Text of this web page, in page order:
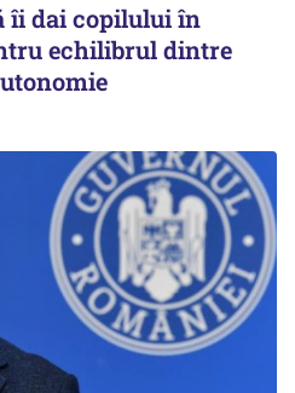
îi dai copilului în
echilibrul dintre